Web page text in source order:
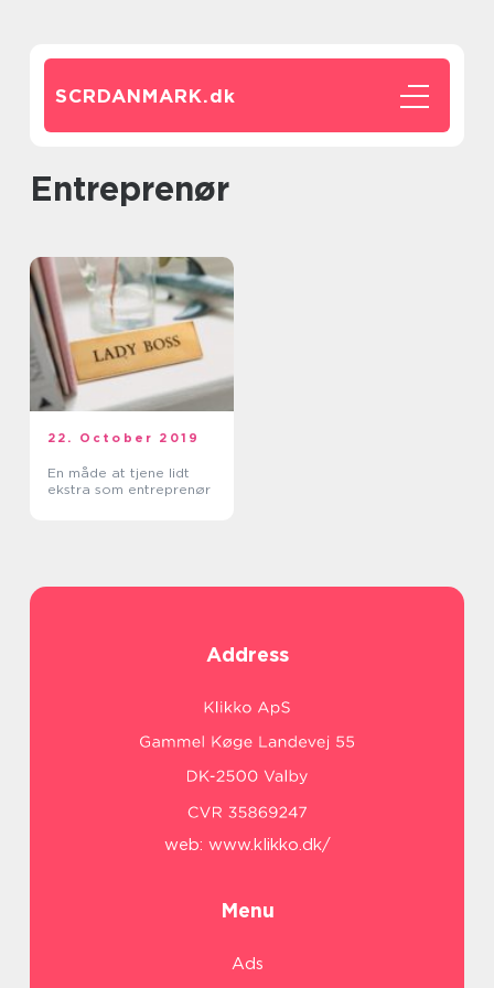
SCRDANMARK.dk
entreprenør
22. October 2019
En måde at tjene lidt
ekstra som entreprenør
Address
web: www.klikko.dk/
Menu
Ads